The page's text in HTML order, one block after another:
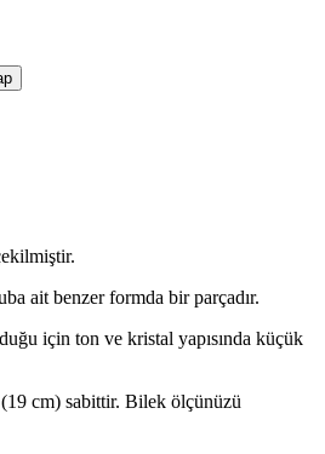
ait benzer formda bir parçadır.
için ton ve kristal yapısında küçük
cm) sabittir. Bilek ölçünüzü